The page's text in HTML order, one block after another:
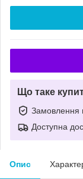
Що таке
Замовлення
Доступна
Опис